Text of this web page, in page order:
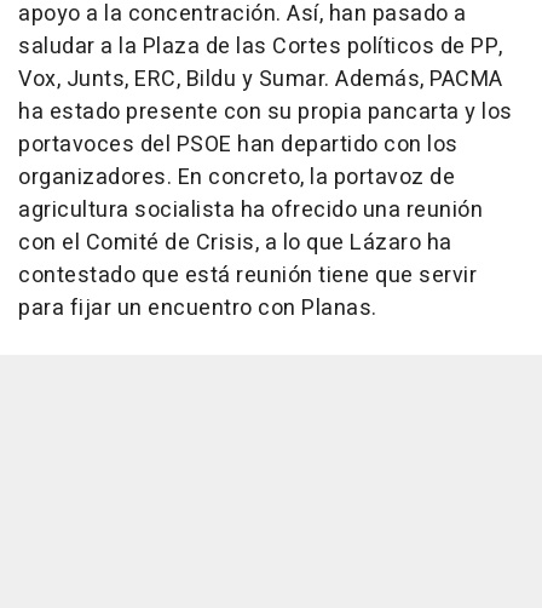
apoyo a la concentración. Así, han pasado a
saludar a la Plaza de las Cortes políticos de PP,
Vox, Junts, ERC, Bildu y Sumar. Además, PACMA
ha estado presente con su propia pancarta y los
portavoces del PSOE han departido con los
organizadores. En concreto, la portavoz de
agricultura socialista ha ofrecido una reunión
con el Comité de Crisis, a lo que Lázaro ha
contestado que está reunión tiene que servir
para fijar un encuentro con Planas.